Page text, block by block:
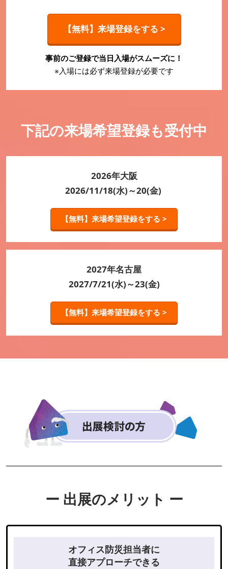
【無料】来場登録をする >
事前のご登録で当日入場がスムーズに！
※入場には必ず来場登録が必要です
下記の来場希望登録も受付中
2026年大阪
2026/11/18(水)～20(金)
【無料】来場希望登録をする >
2027年名古屋
2027/7/21(水)～23(金)
【無料】来場希望登録をする >
ー 出展のメリット ー
オフィス防災担当者に
直接アプローチできる